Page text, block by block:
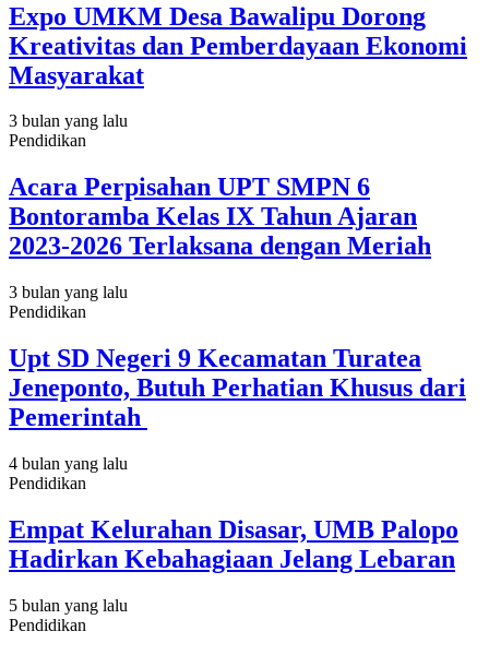
Expo UMKM Desa Bawalipu Dorong
Kreativitas dan Pemberdayaan Ekonomi
Masyarakat
3 bulan yang lalu
Pendidikan
Acara Perpisahan UPT SMPN 6
Bontoramba Kelas IX Tahun Ajaran
2023-2026 Terlaksana dengan Meriah
3 bulan yang lalu
Pendidikan
Upt SD Negeri 9 Kecamatan Turatea
Jeneponto, Butuh Perhatian Khusus dari
Pemerintah
4 bulan yang lalu
Pendidikan
Empat Kelurahan Disasar, UMB Palopo
Hadirkan Kebahagiaan Jelang Lebaran
5 bulan yang lalu
Pendidikan